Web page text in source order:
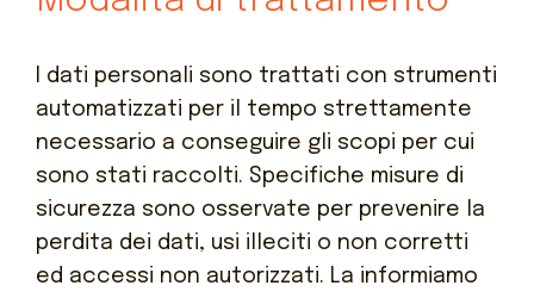
I dati personali sono trattati con strumenti
automatizzati per il tempo strettamente
necessario a conseguire gli scopi per cui
sono stati raccolti. Specifiche misure di
sicurezza sono osservate per prevenire la
perdita dei dati, usi illeciti o non corretti
ed accessi non autorizzati. La informiamo